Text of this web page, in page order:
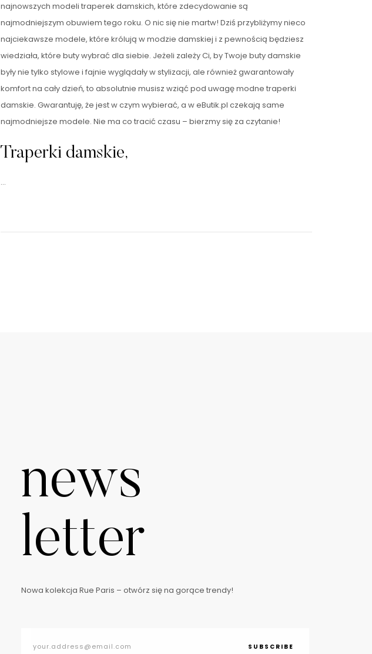
najnowszych modeli traperek damskich, które zdecydowanie są
najmodniejszym obuwiem tego roku. O nic się nie martw! Dziś przybliżymy nieco
najciekawsze modele, które królują w modzie damskiej i z pewnością będziesz
wiedziała, które buty wybrać dla siebie. Jeżeli zależy Ci, by Twoje buty damskie
były nie tylko stylowe i fajnie wyglądały w stylizacji, ale również gwarantowały
komfort na cały dzień, to absolutnie musisz wziąć pod uwagę modne traperki
damskie. Gwarantuję, że jest w czym wybierać, a w eButik.pl czekają same
najmodniejsze modele. Nie ma co tracić czasu – bierzmy się za czytanie!
Traperki damskie,
…
news
letter
Nowa kolekcja Rue Paris – otwórz się na gorące trendy!
SUBSCRIBE